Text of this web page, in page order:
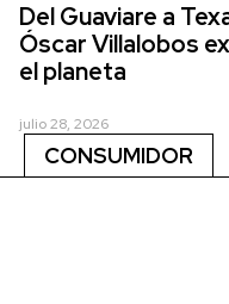
Del Guaviare a
Óscar Villalobos
el planeta
julio 28, 2026
CONSUMIDOR